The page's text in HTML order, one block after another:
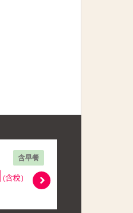
含早餐
(含稅)